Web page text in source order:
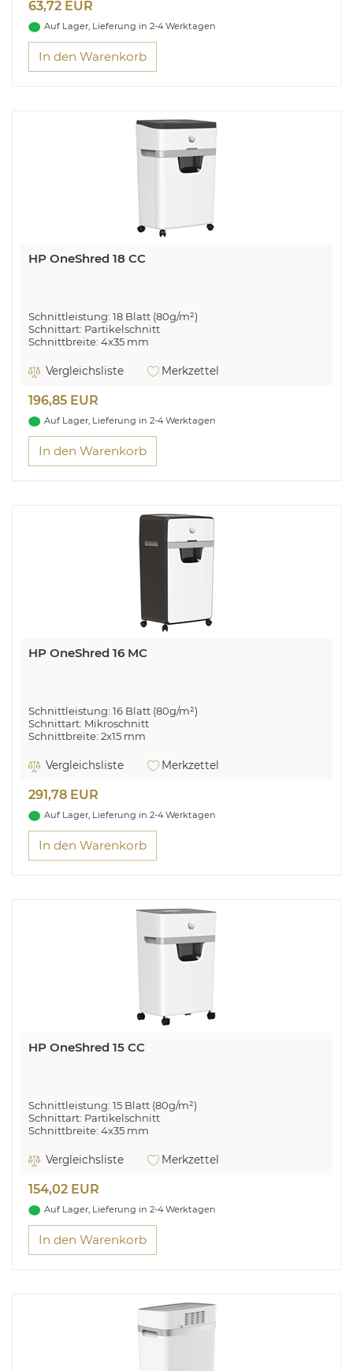
Geeignet für Büro- und Heftklammern & Kreditkarten
63,72 EUR
Auf Lager, Lieferung in 2-4 Werktagen
In den Warenkorb
HP OneShred 18 CC
Schnittleistung: 18 Blatt (80g/m²)
Schnittart: Partikelschnitt
Schnittbreite: 4x35 mm
Sicherheitsstufe: P-4 (DIN 66399)
Herausziebarer Auffangbehälter: 25L
Geeignet für Büro- und Heftklammern & Kreditkarten
Vergleichsliste Merkzettel
196,85 EUR
Auf Lager, Lieferung in 2-4 Werktagen
In den Warenkorb
HP OneShred 16 MC
Schnittleistung: 16 Blatt (80g/m²)
Schnittart: Mikroschnitt
Schnittbreite: 2x15 mm
Sicherheitsstufe: P-5 (DIN 66399)
Herausziebarer Auffangbehälter: 30L
Geeignet für Büro- und Heftklammern & Kreditkarten
4 Rollen
Vergleichsliste Merkzettel
291,78 EUR
Auf Lager, Lieferung in 2-4 Werktagen
In den Warenkorb
HP OneShred 15 CC
Schnittleistung: 15 Blatt (80g/m²)
Schnittart: Partikelschnitt
Schnittbreite: 4x35 mm
Sicherheitsstufe: P-4 (DIN 66399)
Herausziebarer Auffangbehälter: 20L
Geeignet für Büro- und Heftklammern & Kreditkarten
4 Rollen
Vergleichsliste Merkzettel
154,02 EUR
Auf Lager, Lieferung in 2-4 Werktagen
In den Warenkorb